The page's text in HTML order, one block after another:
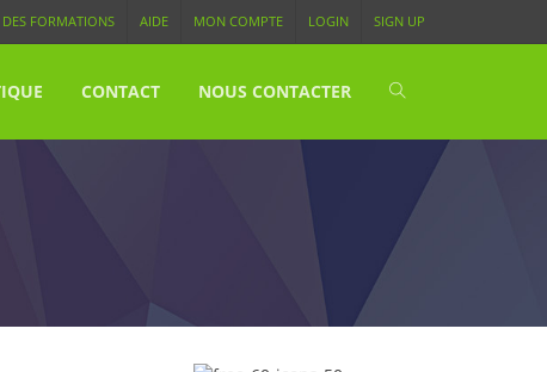
LOGIN SIGN UP
FORMATIONS AIDE MON COMPTE
CONTACT NOUS CONTACTER